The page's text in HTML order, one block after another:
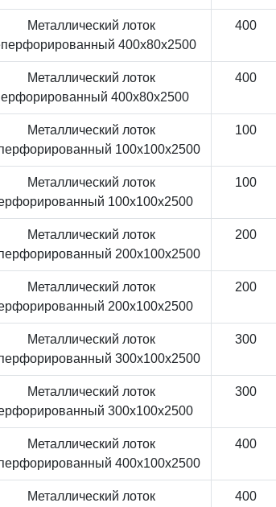
Металлический лоток
400x80x2500
400
Металлический лоток
400x80x2500
400
Металлический лоток
100x100x2500
100
Металлический лоток
100x100x2500
100
Металлический лоток
200x100x2500
200
Металлический лоток
200x100x2500
200
Металлический лоток
300x100x2500
300
Металлический лоток
300x100x2500
300
Металлический лоток
400x100x2500
400
Металлический лоток
400